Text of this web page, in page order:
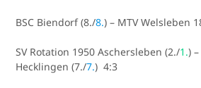
BSC Biendorf (8./8.) – MTV Welsleben
SV Rotation 1950 Aschersleben (2./1.)
Hecklingen (7./7.) 4:3